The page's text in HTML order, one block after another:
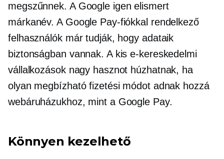
megszűnnek. A Google igen elismert
márkanév. A Google Pay-fiókkal rendelkező
felhasználók már tudják, hogy adataik
biztonságban vannak. A kis e-kereskedelmi
vállalkozások nagy hasznot húzhatnak, ha
olyan megbízható fizetési módot adnak hozzá
webáruházukhoz, mint a Google Pay.
Könnyen kezelhető